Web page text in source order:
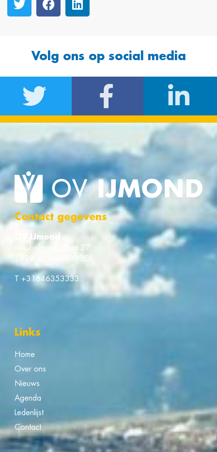
Volg ons op social media
Contact gegevens
OV IJmond
Meubelmakerstraat 27
1991 JD VELSERBROEK
T +31646353333
Links
Home
Over ons
Nieuws
Agenda
Ledenlijst
Contact